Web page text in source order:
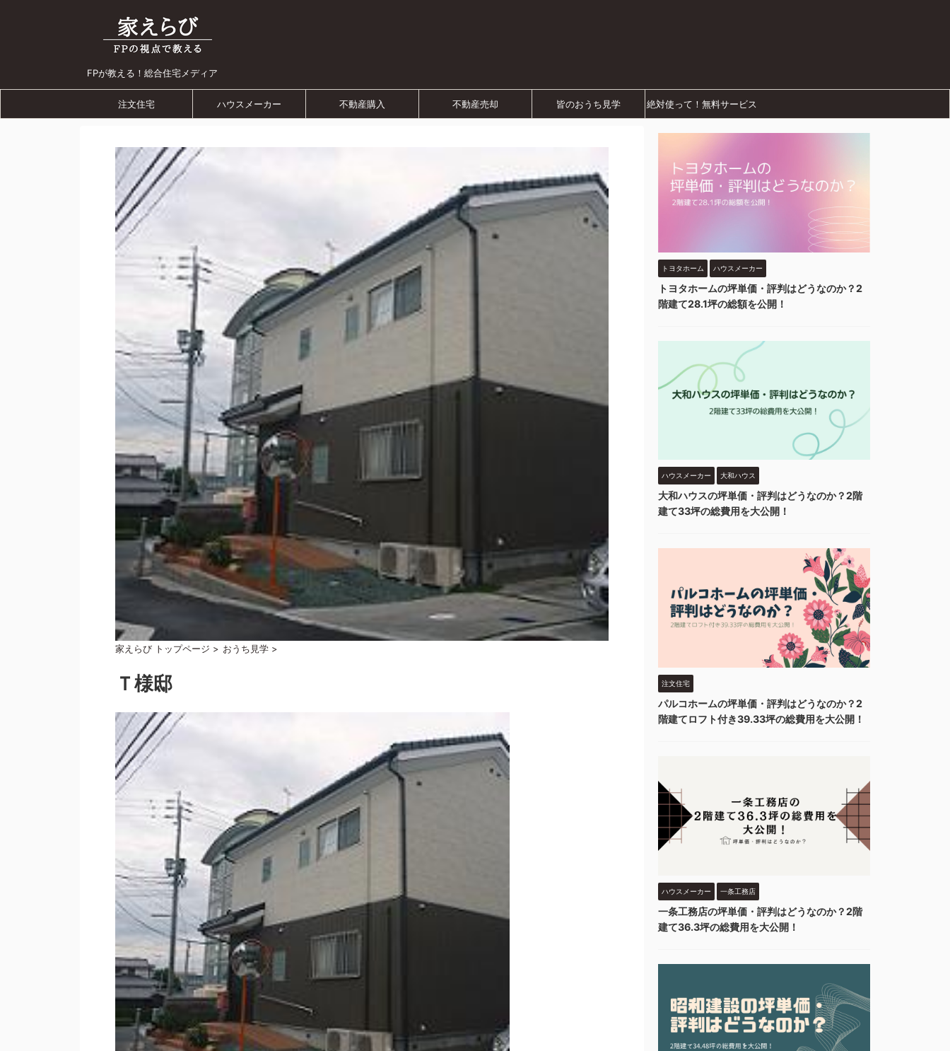
FPが教える！総合住宅メディア
注文住宅 ハウスメーカー 不動産購入 不動産売却 皆のおうち見学 絶対使って！無料サービス
家えらび トップページ > おうち見学 >
Ｔ様邸
トヨタホーム ハウスメーカー
トヨタホームの坪単価・評判はどうなのか？2
階建て28.1坪の総額を公開！
ハウスメーカー 大和ハウス
大和ハウスの坪単価・評判はどうなのか？2階
建て33坪の総費用を大公開！
注文住宅
パルコホームの坪単価・評判はどうなのか？2
階建てロフト付き39.33坪の総費用を大公開！
ハウスメーカー 一条工務店
一条工務店の坪単価・評判はどうなのか？2階
建て36.3坪の総費用を大公開！